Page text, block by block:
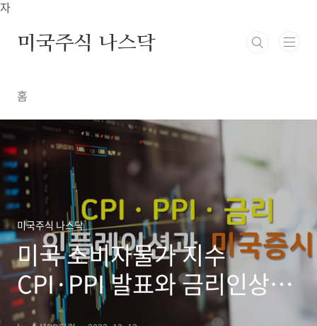
자
본문 바로가기
미국주식 나스닥
홈
미국주식 나스닥
미국 소비자물가 지수
CPI·PPI 발표와 금리인상
(feat. 미연준)